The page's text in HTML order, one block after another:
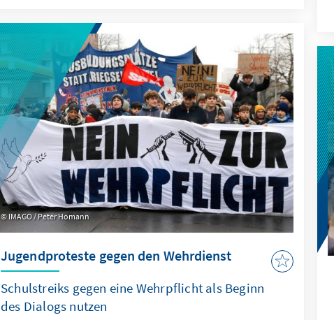
unfairem Wettbewerb und einer offensiven
Freihandelsagenda.
IMAGO / Peter Homann
Jugendproteste gegen den Wehrdienst
Schulstreiks gegen eine Wehrpflicht als Beginn
des Dialogs nutzen